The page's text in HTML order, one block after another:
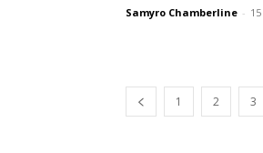
Samyro Chamberline -
1 2 3